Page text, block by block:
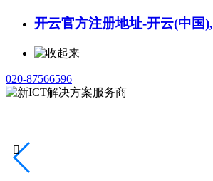
开云官方注册地址-开云(中国),
020-87566596
